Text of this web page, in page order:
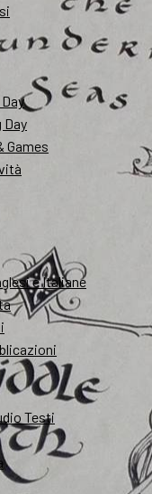
Day
Games
e Italiane
Testi